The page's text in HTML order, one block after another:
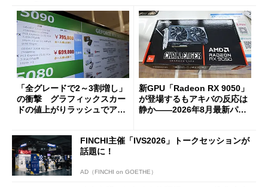
「全グレードで2～3割増し」
の衝撃 グラフィックスカー
ドの値上がりラッシュでアキ
新GPU「Radeon RX 9050」
が登場するもアキバの反応は
静か――2026年8月最新パー
FINCHI主催「IVS2026」トークセッションが
話題に！
AD（FINCHI on GOETHE）